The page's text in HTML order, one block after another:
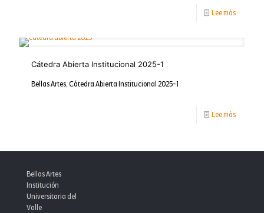
Lee más-
Cátedra Abierta Institucional 2025-1
Bellas Artes, Cátedra Abierta Institucional 2025-1
Lee más-
Abierta
Bellas Artes
Institución
Universitaria del
Valle